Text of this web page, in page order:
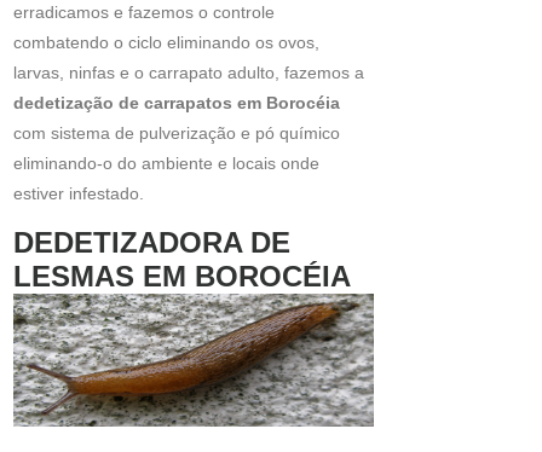
erradicamos e fazemos o controle
combatendo o ciclo eliminando os ovos,
larvas, ninfas e o carrapato adulto, fazemos a
dedetização de carrapatos em Borocéia
com sistema de pulverização e pó químico
eliminando-o do ambiente e locais onde
estiver infestado.
DEDETIZADORA DE
LESMAS EM BOROCÉIA